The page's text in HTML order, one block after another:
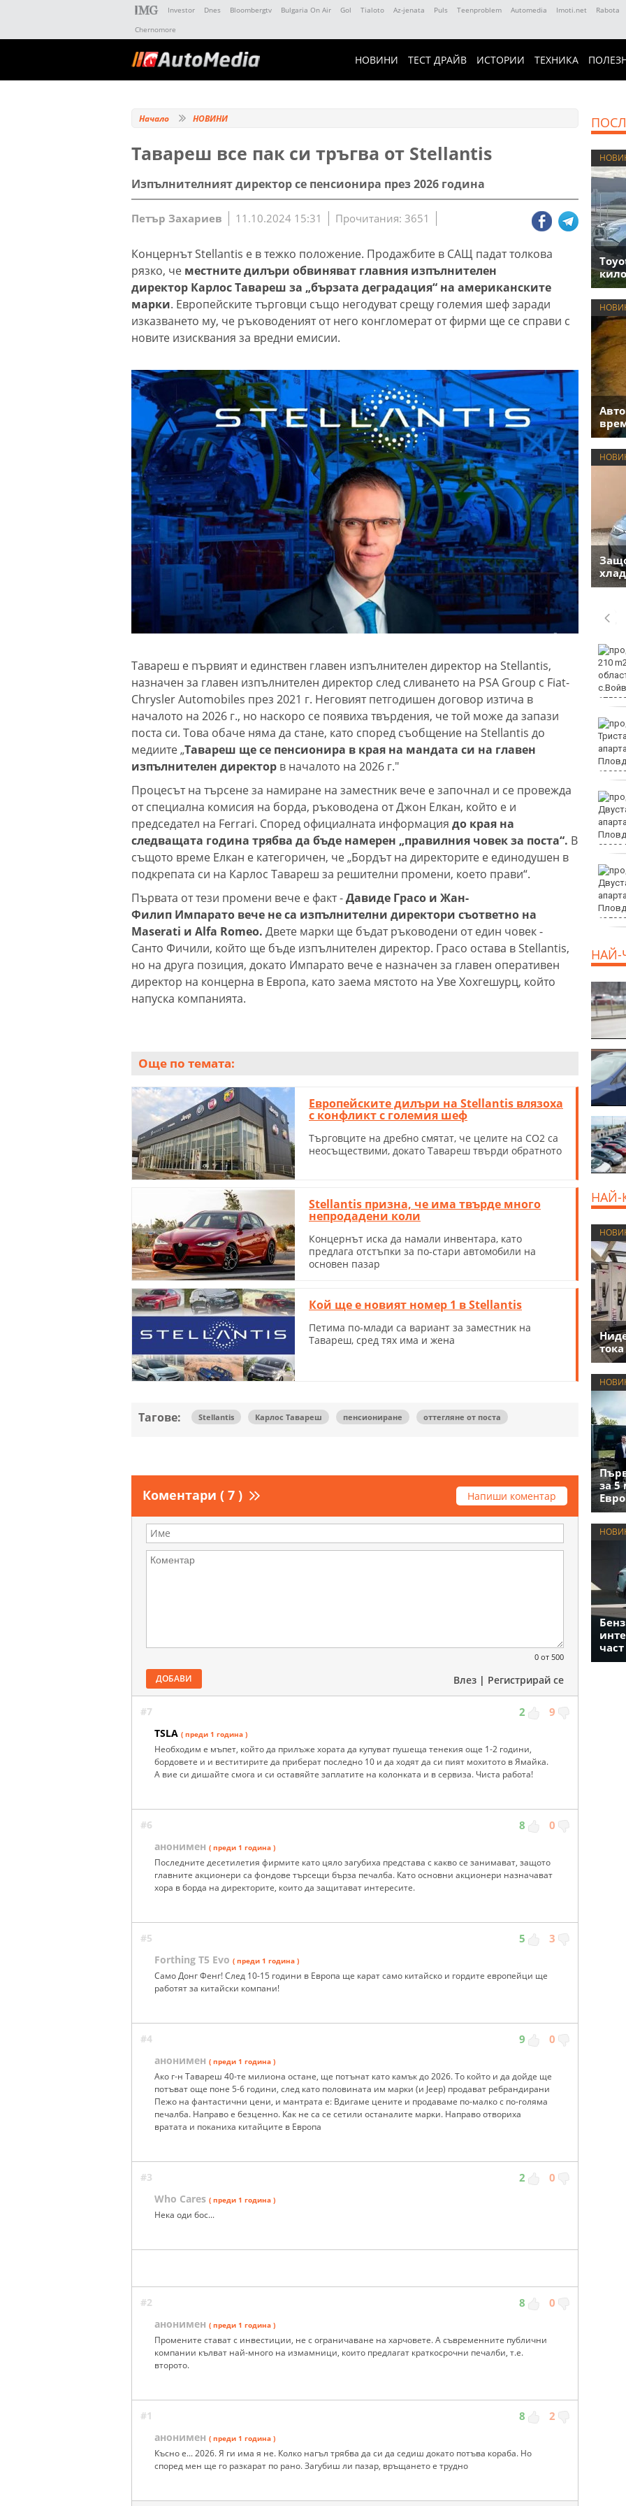
Investor Dnes Bloombergtv Bulgaria On Air Gol Tialoto Az-jenata Puls Teenproblem Automedia Imoti.net Rabota
Chernomore
НОВИНИ ТЕСТ ДРАЙВ ИСТОРИИ ТЕХНИКА
Начало НОВИНИ
Тавареш все пак си тръгва от Stellantis
Изпълнителният директор се пенсионира през 2026 година
Петър Захариев 11.10.2024 15:31 Прочитания: 3651
Концернът Stellantis е в тежко положение. Продажбите в САЩ падат толкова
рязко, че местните дилъри обвиняват главния изпълнителен
директор Карлос Тавареш за „бързата деградация“ на американските
марки. Европейските търговци също негодуват срещу големия шеф заради
изказването му, че ръководеният от него конгломерат от фирми ще се справи с
новите изисквания за вредни емисии.
Тавареш е първият и единствен главен изпълнителен директор на Stellantis,
назначен за главен изпълнителен директор след сливането на PSA Group с Fiat-
Chrysler Automobiles през 2021 г. Неговият петгодишен договор изтича в
началото на 2026 г., но наскоро се появиха твърдения, че той може да запази
поста си. Това обаче няма да стане, като според съобщение на Stellantis до
медиите „Тавареш ще се пенсионира в края на мандата си на главен
изпълнителен директор в началото на 2026 г."
Процесът на търсене за намиране на заместник вече е започнал и се провежда
от специална комисия на борда, ръководена от Джон Елкан, който е и
председател на Ferrari. Според официалната информация до края на
следващата година трябва да бъде намерен „правилния човек за поста“. В
същото време Елкан е категоричен, че „Бордът на директорите е единодушен в
подкрепата си на Карлос Тавареш за решителни промени, което прави“.
Първата от тези промени вече е факт -Давиде Грасо и Жан-
Филип Импарато вече не са изпълнителни директори съответно на
Maserati и Alfa Romeo. Двете марки ще бъдат ръководени от един човек -
Санто Фичили, който ще бъде изпълнителен директор. Грасо остава в Stellantis,
но на друга позиция, докато Импарато вече е назначен за главен оперативен
директор на концерна в Европа, като заема мястото на Уве Хохгешурц, който
напуска компанията.
Още по темата:
Европейските дилъри на Stellantis влязоха
с конфликт с големия шеф
Търговците на дребно смятат, че целите на CO2 са
неосъществими, докато Тавареш твърди обратното
Stellantis призна, че има твърде много
непродадени коли
Концернът иска да намали инвентара, като
предлага отстъпки за по-стари автомобили на
основен пазар
Кой ще е новият номер 1 в Stellantis
Петима по-млади са вариант за заместник на
Тавареш, сред тях има и жена
Тагове: Stellantis Карлос Тавареш пенсиониране оттегляне от поста
Коментари ( 7 ) Напиши коментар
0 от 500
ДОБАВИ Влез | Регистрирай се
#7 2 9
TSLA ( преди 1 година )
Необходим е мъпет, който да прилъже хората да купуват пушеща тенекия още 1-2 години,
бордовете и и веститирите да приберат последно 10 и да ходят да си пият мохитото в Ямайка.
А вие си дишайте смога и си оставяйте заплатите на колонката и в сервиза. Чиста работа!
#6 8 0
анонимен ( преди 1 година )
Последните десетилетия фирмите като цяло загубиха представа с какво се занимават, защото
главните акционери са фондове търсещи бърза печалба. Като основни акционери назначават
хора в борда на директорите, които да защитават интересите.
#5 5 3
Forthing T5 Evo ( преди 1 година )
Само Донг Фенг! След 10-15 години в Европа ще карат само китайско и гордите европейци ще
работят за китайски компани!
#4 9 0
анонимен ( преди 1 година )
Ако г-н Тавареш 40-те милиона остане, ще потънат като камък до 2026. То който и да дойде ще
потъват още поне 5-6 години, след като половината им марки (и Jeep) продават ребрандирани
Пежо на фантастични цени, и мантрата е: Вдигаме цените и продаваме по-малко с по-голяма
печалба. Направо е безценно. Как не са се сетили останалите марки. Направо отвориха
вратата и поканиха китайците в Европа
#3 2 0
Who Cares ( преди 1 година )
Нека оди бос...
#2 8 0
анонимен ( преди 1 година )
Промените стават с инвестиции, не с ограничаване на харчовете. А съвременните публични
компании кълват най-много на измамници, които предлагат краткосрочни печалби, т.е.
второто.
#1 8 2
анонимен ( преди 1 година )
Късно е... 2026. Я ги има я не. Колко нагъл трябва да си да седиш докато потъва кораба. Но
според мен ще го разкарат по рано. Загубиш ли пазар, връщането е трудно
в събота?
Затварят за кратко ул.
„Вълноломна“ в неделя
40 пияни и дрогирани
шофьори спипа КАТ за
ден
DARA, Орлин Павлов и
любими варненски
НАЙ-
НАЙ-
за 5
част